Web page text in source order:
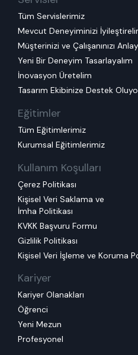
Tüm Servislerimiz
Mevcut Deneyiminizi
Müşterinizi ve Çalışanınızı
Yeni Bir Deneyim Tasarlayalım
İnovasyon Üretelim
Tasarım Ekibinize Destek
Eğitimler
Tüm Eğitimlerimiz
Kurumsal Eğitimlerimiz
Kullanım Koşulları
Çerez Politikası
Kişisel Veri Saklama ve
İmha Politikası
KVKK Başvuru Formu
Gizlilik Politikası
Kişisel Veri İşleme ve Koruma
Kariyer
Kariyer Olanakları
Öğrenci
Yeni Mezun
Profesyonel